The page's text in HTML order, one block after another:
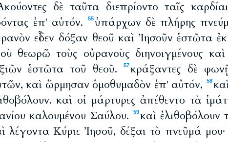
δὲ ταῦτα διεπρίοντο ταῖς
ἐπ' αὐτόν.
55ὑπάρχων δὲ πλήρης
εἶδεν δόξαν θεοῦ καὶ Ἰησοῦν ἑστῶτα
θεωρῶ τοὺς οὐρανοὺς διηνοιγμένους
ἑστῶτα τοῦ θεοῦ.
57κράξαντες δὲ
καὶ ὥρμησαν ὁμοθυμαδὸν ἐπ' αὐτόν,
58
καὶ οἱ μάρτυρες ἀπέθεντο τὰ
καλουμένου Σαύλου.
59καὶ ἐλιθοβόλουν
λέγοντα Κύριε Ἰησοῦ, δέξαι τὸ πνεῦμά μου·